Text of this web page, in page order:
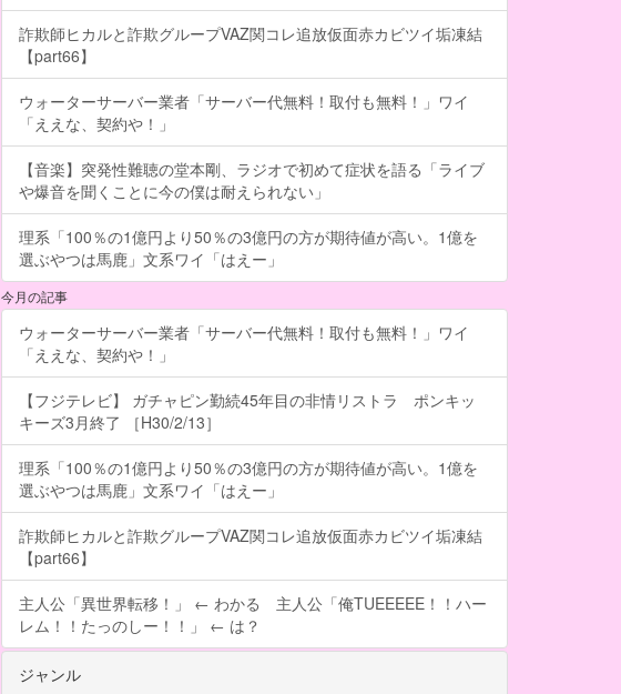
詐欺師ヒカルと詐欺グループVAZ関コレ追放仮面赤カビツイ垢凍結
【part66】
ウォーターサーバー業者「サーバー代無料！取付も無料！」ワイ
「ええな、契約や！」
【音楽】突発性難聴の堂本剛、ラジオで初めて症状を語る「ライブ
や爆音を聞くことに今の僕は耐えられない」
理系「100％の1億円より50％の3億円の方が期待値が高い。1億を
選ぶやつは馬鹿」文系ワイ「はえー」
今月の記事
ウォーターサーバー業者「サーバー代無料！取付も無料！」ワイ
「ええな、契約や！」
【フジテレビ】 ガチャピン勤続45年目の非情リストラ ポンキッ
キーズ3月終了 ［H30/2/13］
理系「100％の1億円より50％の3億円の方が期待値が高い。1億を
選ぶやつは馬鹿」文系ワイ「はえー」
詐欺師ヒカルと詐欺グループVAZ関コレ追放仮面赤カビツイ垢凍結
【part66】
主人公「異世界転移！」 ← わかる 主人公「俺TUEEEEE！！ハー
レム！！たっのしー！！」 ← は？
ジャンル